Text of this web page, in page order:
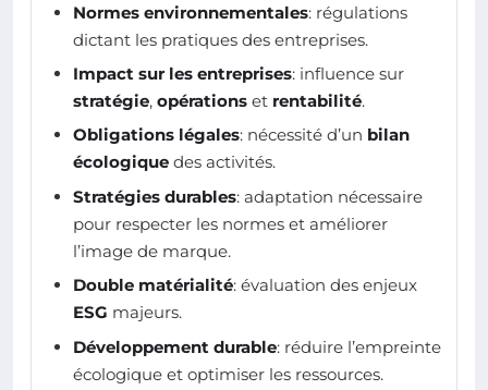
Normes environnementales: régulations
dictant les pratiques des entreprises.
Impact sur les entreprises: influence sur
stratégie, opérations et rentabilité.
Obligations légales: nécessité d’un bilan
écologique des activités.
Stratégies durables: adaptation nécessaire
pour respecter les normes et améliorer
l’image de marque.
Double matérialité: évaluation des enjeux
ESG majeurs.
Développement durable: réduire l’empreinte
écologique et optimiser les ressources.